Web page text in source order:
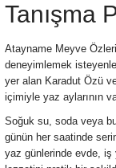
Tanışma
Atayname Meyve
deneyimlemek
yer alan Karadut Özü
içimiyle yaz aylarının
Soğuk su, soda veya
günün her saatinde
yaz günlerinde evde, iş